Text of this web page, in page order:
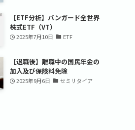
【ETF分析】バンガード全世界
株式ETF（VT）
2025年7月10日 ETF
【退職後】離職中の国民年金の
加入及び保険料免除
2025年9月6日 セミリタイア